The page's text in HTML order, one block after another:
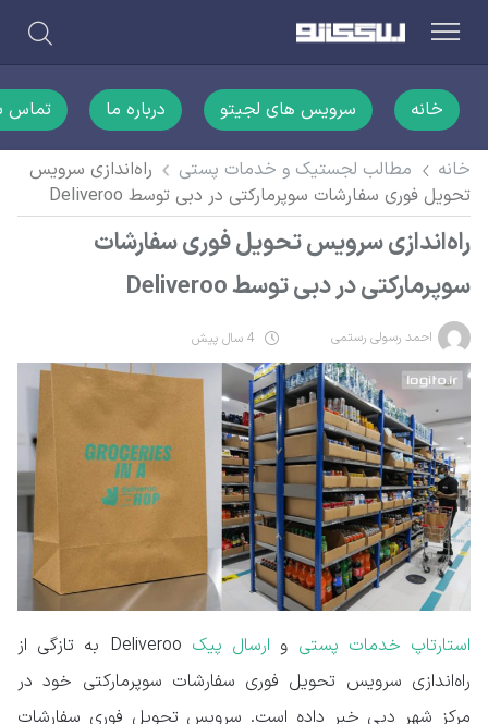
خانه سرویس های لجیتو درباره ما تماس
خانه مطالب لجستیک و خدمات پستی
راه‌اندازی سرویس
تحویل فوری سفارشات سوپرمارکتی در دبی توسط Deliveroo
راه‌اندازی سرویس تحویل فوری سفارشات
سوپرمارکتی در دبی توسط Deliveroo
احمد رسولی رستمی
استارتاپ خدمات پستی و ارسال پیک
Deliveroo به تازگی از
راه‌اندازی سرویس تحویل فوری سفارشات سوپرمارکتی خود در
مرکز شهر دبی خبر داده است. سرویس تحویل فوری سفارشات